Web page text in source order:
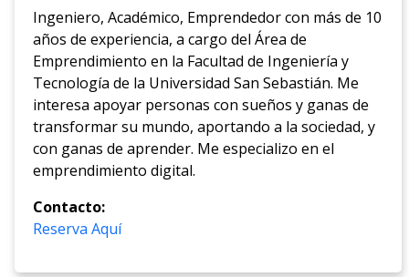
Ingeniero, Académico, Emprendedor con más de 10
años de experiencia, a cargo del Área de
Emprendimiento en la Facultad de Ingeniería y
Tecnología de la Universidad San Sebastián. Me
interesa apoyar personas con sueños y ganas de
transformar su mundo, aportando a la sociedad, y
con ganas de aprender. Me especializo en el
emprendimiento digital.
Contacto:
Reserva Aquí